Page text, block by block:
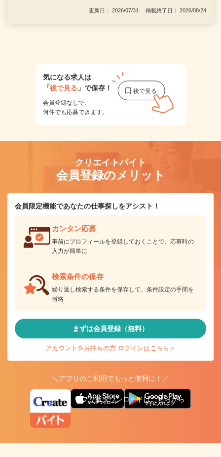
更新日： 2026/07/31 掲載終了日： 2026/08/24
1
気になる求人は
「後で見る 」で保存！
会員登録なしで、
何件でも応募できます。
クリエイトバイト
会員登録のメリット
会員限定機能であなたの仕事探しをアシスト！
カンタン応募
事前にプロフィールを登録しておくことで、応募時の
入力が簡単に
検索条件の保存
繰り返し検索する条件を保存して、条件設定の手間を
省略
まずは会員登録（無料）
アカウントをお持ちの方 ログインはこちら＞
＼アプリのご利用でもっと便利に！／
アプリ版ダウンロードはこちらから